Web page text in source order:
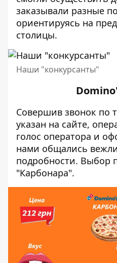
заказывали разные
ориентируясь на
столицы.
Наши "конкурсанты"
Совершив звонок по
указан на сайте,
голос оператора и
нами общались
подробности. Выбор
"Карбонара".